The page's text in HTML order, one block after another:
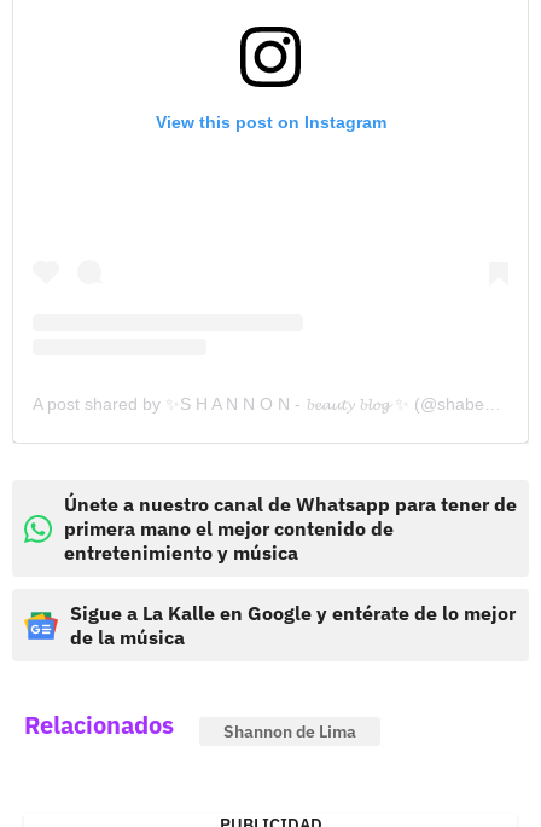
View this post on Instagram
A post shared by ✨S H A N N O N - 𝓫𝓮𝓪𝓾𝓽𝔂 𝓫𝓵𝓸𝓰 ✨ (@shabeautyblog)
Únete a nuestro canal de Whatsapp para tener de
primera mano el mejor contenido de
entretenimiento y música
Sigue a La Kalle en Google y entérate de lo mejor
de la música
Relacionados Shannon de Lima